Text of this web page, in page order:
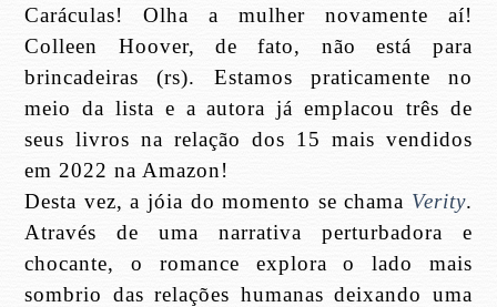
Caráculas! Olha a mulher novamente aí!
Colleen Hoover, de fato, não está para
brincadeiras (rs). Estamos praticamente no
meio da lista e a autora já emplacou três de
seus livros na relação dos 15 mais vendidos
em 2022 na Amazon!
Desta vez, a jóia do momento se chama Verity.
Através de uma narrativa perturbadora e
chocante, o romance explora o lado mais
sombrio das relações humanas deixando uma